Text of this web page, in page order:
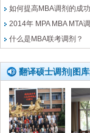
如何提高MBA调剂的成
2014年 MPA MBA MTA
什么是MBA联考调剂？
翻译硕士调剂|图